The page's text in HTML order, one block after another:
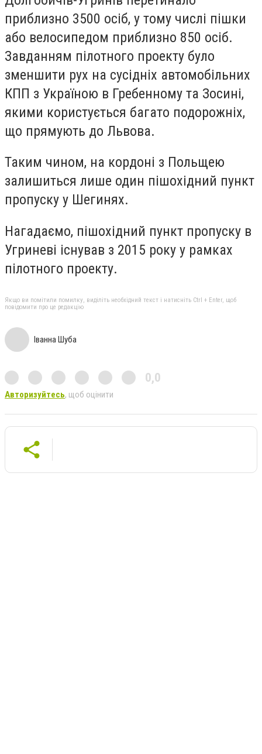
приблизно 3500 осіб, у тому числі пішки
або велосипедом приблизно 850 осіб.
Завданням пілотного проекту було
зменшити рух на сусідніх автомобільних
КПП з Україною в Гребенному та Зосині,
якими користується багато подорожніх,
що прямують до Львова.
Таким чином, на кордоні з Польщею
залишиться лише один пішохідний пункт
пропуску у Шегинях.
Нагадаємо, пішохідний пункт пропуску в
Угриневі існував з 2015 року у рамках
пілотного проекту.
Якщо ви помітили помилку, виділіть необхідний текст і натисніть Ctrl + Enter, щоб
повідомити про це редакцію
Іванна Шуба
0,0
Авторизуйтесь, щоб оцінити